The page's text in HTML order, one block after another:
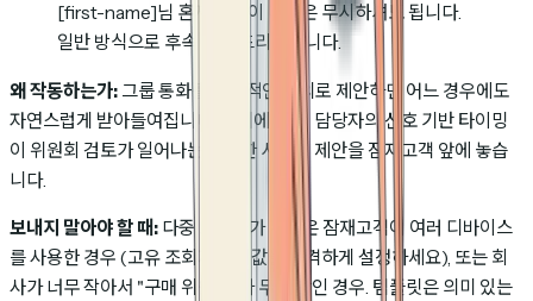
[first-name]님 혼자라면 이 메일은 무시하셔도 됩니다.
일반 방식으로 후속 조치 드리겠습니다.
왜 작동하는가: 그룹 통화를 가설적인 호의로 제안하면 어느 경우에도
자연스럽게 받아들여집니다. 동시에, 영업 담당자의 신호 기반 타이밍
이 위원회 검토가 일어나는 정확한 시점에 제안을 잠재고객 앞에 놓습
니다.
보내지 말아야 할 때: 다중 조회자가 사실은 잠재고객이 여러 디바이스
를 사용한 경우 (고유 조회자 임계값을 엄격하게 설정하세요), 또는 회
사가 너무 작아서 "구매 위원회"가 두 사람인 경우. 템플릿은 의미 있는